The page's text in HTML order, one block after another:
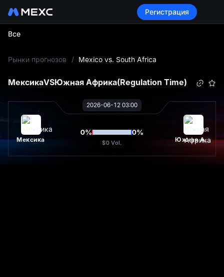
Регистрация
Все
Рынки прогнозов / Mexico vs. South Africa
МексикаVSЮжная Африка(Regulation Time)
2026-06-12 03:00
Мексика
0% 0%
$0 Vol. Южная Африка